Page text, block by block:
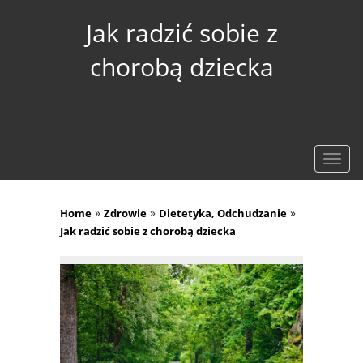
Jak radzić sobie z
chorobą dziecka
Home » Zdrowie » Dietetyka, Odchudzanie »
Jak radzić sobie z chorobą dziecka